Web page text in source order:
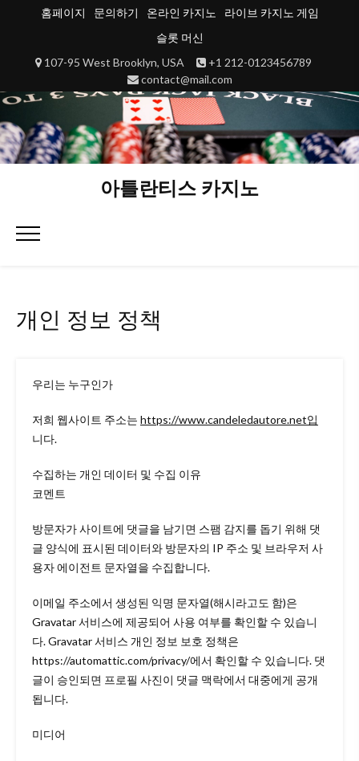
홈페이지 문의하기 온라인 카지노
라이브 카지노 게임
슬롯 머신
107-95 West Brooklyn, USA
+1 212-0123456789
contact@mail.com
아틀란티스 카지노
Primary
개인 정보 정책
우리는 누구인가
저희 웹사이트 주소는 https://www.candeledautore.net입
니다.
수집하는 개인 데이터 및 수집 이유
코멘트
방문자가 사이트에 댓글을 남기면 스팸 감지를 돕기 위해 댓
글 양식에 표시된 데이터와 방문자의 IP 주소 및 브라우저 사
용자 에이전트 문자열을 수집합니다.
이메일 주소에서 생성된 익명 문자열(해시라고도 함)은
Gravatar 서비스에 제공되어 사용 여부를 확인할 수 있습니
다. Gravatar 서비스 개인 정보 보호 정책은
https://automattic.com/privacy/에서 확인할 수 있습니다. 댓
글이 승인되면 프로필 사진이 댓글 맥락에서 대중에게 공개
됩니다.
미디어